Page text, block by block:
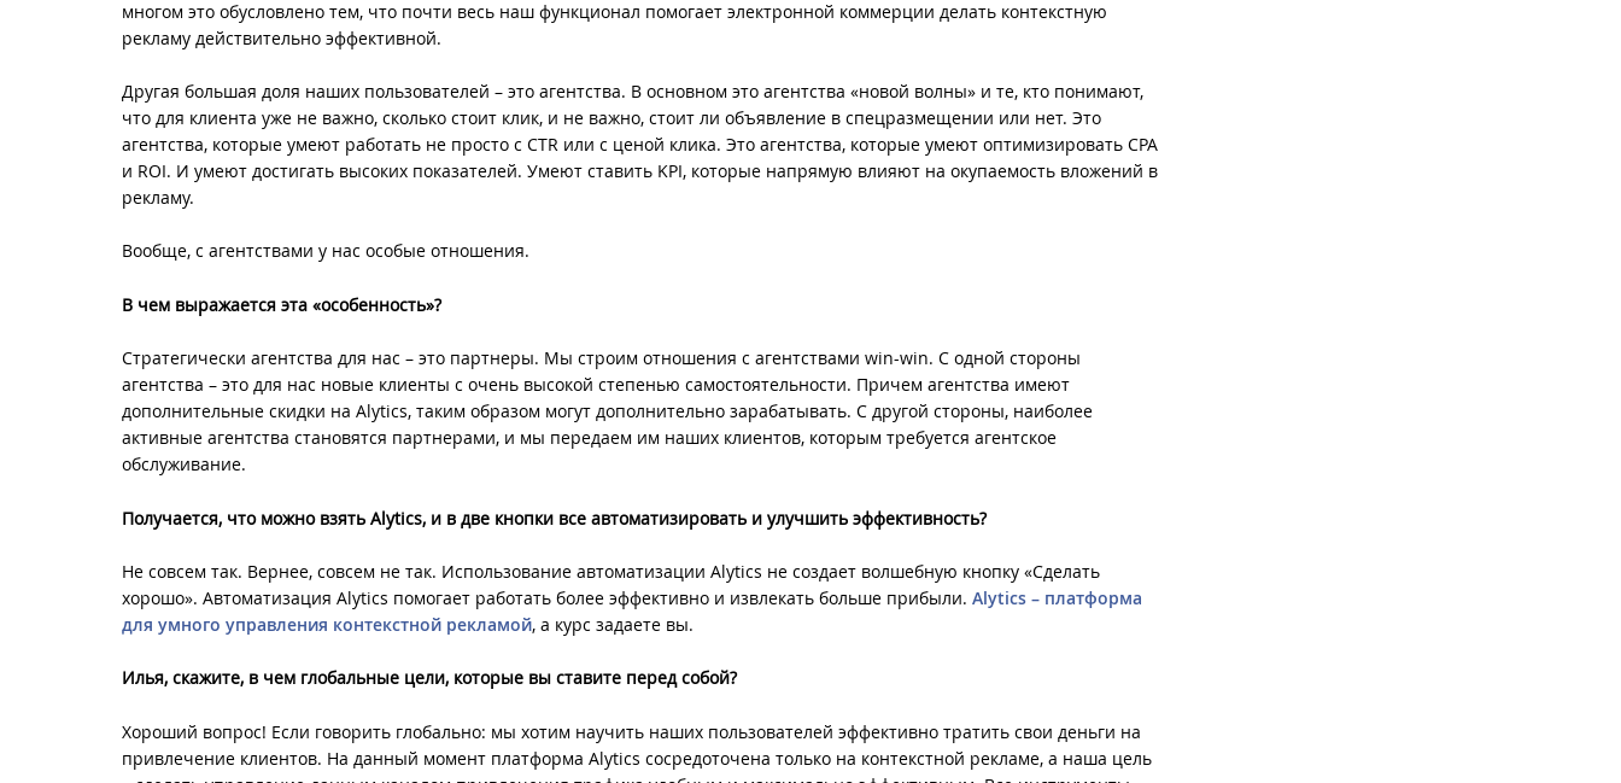
многом это обусловлено тем, что почти весь наш функционал помогает электронной коммерции делать контекстную
рекламу действительно эффективной.
Другая большая доля наших пользователей – это агентства. В основном это агентства «новой волны» и те, кто понимают,
что для клиента уже не важно, сколько стоит клик, и не важно, стоит ли объявление в спецразмещении или нет. Это
агентства, которые умеют работать не просто с CTR или с ценой клика. Это агентства, которые умеют оптимизировать CPA
и ROI. И умеют достигать высоких показателей. Умеют ставить KPI, которые напрямую влияют на окупаемость вложений в
рекламу.
Вообще, с агентствами у нас особые отношения.
В чем выражается эта «особенность»?
Стратегически агентства для нас – это партнеры. Мы строим отношения с агентствами win-win. С одной стороны
агентства – это для нас новые клиенты с очень высокой степенью самостоятельности. Причем агентства имеют
дополнительные скидки на Alytics, таким образом могут дополнительно зарабатывать. С другой стороны, наиболее
активные агентства становятся партнерами, и мы передаем им наших клиентов, которым требуется агентское
обслуживание.
Получается, что можно взять Alytics, и в две кнопки все автоматизировать и улучшить эффективность?
Не совсем так. Вернее, совсем не так. Использование автоматизации Alytics не создает волшебную кнопку «Сделать
хорошо». Автоматизация Alytics помогает работать более эффективно и извлекать больше прибыли. Alytics – платформа
для умного управления контекстной рекламой, а курс задаете вы.
Илья, скажите, в чем глобальные цели, которые вы ставите перед собой?
Хороший вопрос! Если говорить глобально: мы хотим научить наших пользователей эффективно тратить свои деньги на
привлечение клиентов. На данный момент платформа Alytics сосредоточена только на контекстной рекламе, а наша цель